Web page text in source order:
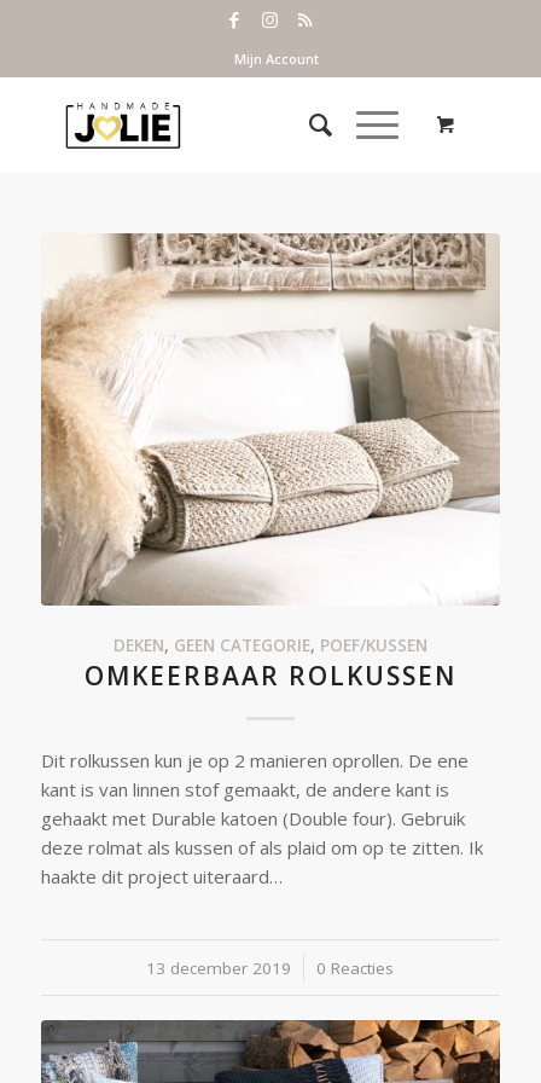
Mijn Account
DEKEN, GEEN CATEGORIE, POEF/KUSSEN
OMKEERBAAR ROLKUSSEN
Dit rolkussen kun je op 2 manieren oprollen. De ene
kant is van linnen stof gemaakt, de andere kant is
gehaakt met Durable katoen (Double four). Gebruik
deze rolmat als kussen of als plaid om op te zitten. Ik
haakte dit project uiteraard…
13 december 2019
/ 0 Reacties